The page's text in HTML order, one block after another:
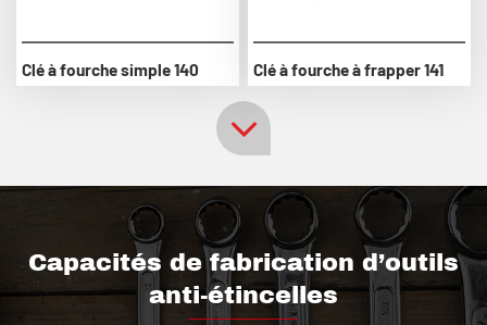
Clé à fourche simple 140 Clé à fourche à frapper 141
Capacités de fabrication d’outils
anti-étincelles